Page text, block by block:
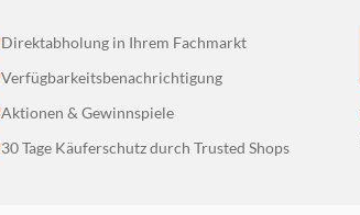
Direktabholung in Ihrem Fachmarkt
Verfügbarkeitsbenachrichtigung
Aktionen & Gewinnspiele
30 Tage Käuferschutz durch Trusted Shops